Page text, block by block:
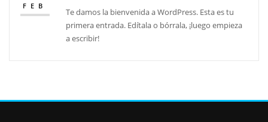
FEB
Te damos la bienvenida a WordPress. Esta es tu
primera entrada. Edítala o bórrala, ¡luego empieza
a escribir!